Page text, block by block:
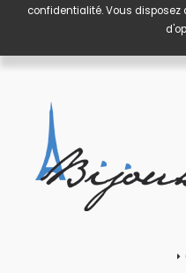
confidentialité. Vous